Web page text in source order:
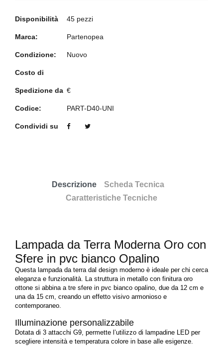
Disponibilità 45 pezzi
Marca: Partenopea
Condizione: Nuovo
Costo di
Spedizione da €
Codice: PART-D40-UNI
Condividi su
Descrizione
Scheda Tecnica
Caratteristiche Tecniche
Lampada da Terra Moderna Oro con
Sfere in pvc bianco Opalino
Questa lampada da terra dal design moderno è ideale per chi cerca
eleganza e funzionalità. La struttura in metallo con finitura oro
ottone si abbina a tre sfere in pvc bianco opalino, due da 12 cm e
una da 15 cm, creando un effetto visivo armonioso e
contemporaneo.
Illuminazione personalizzabile
Dotata di 3 attacchi G9, permette l’utilizzo di lampadine LED per
scegliere intensità e temperatura colore in base alle esigenze.